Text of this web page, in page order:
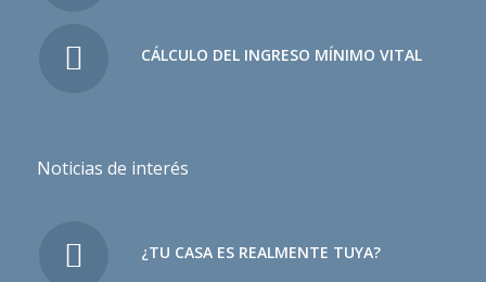
CÁLCULO DEL INGRESO MÍNIMO VITAL
Noticias de interés
¿TU CASA ES REALMENTE TUYA?